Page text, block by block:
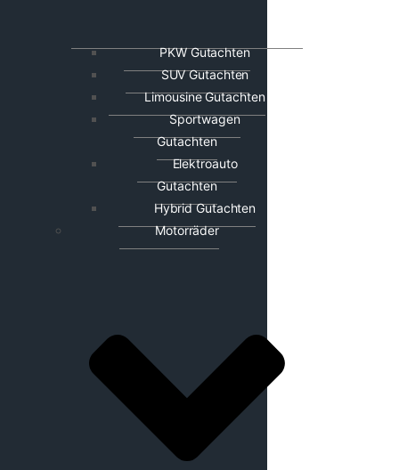
PKW Gutachten
SUV Gutachten
Limousine Gutachten
Sportwagen
Gutachten
Elektroauto
Gutachten
Hybrid Gutachten
Motorräder